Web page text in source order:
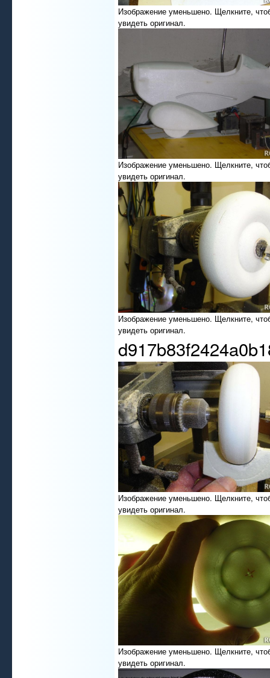
Изображение уменьшено. Щелкните,
увидеть оригинал.
Изображение уменьшено. Щелкните,
увидеть оригинал.
Изображение уменьшено. Щелкните,
увидеть оригинал.
Изображение уменьшено. Щелкните,
увидеть оригинал.
Изображение уменьшено. Щелкните,
увидеть оригинал.